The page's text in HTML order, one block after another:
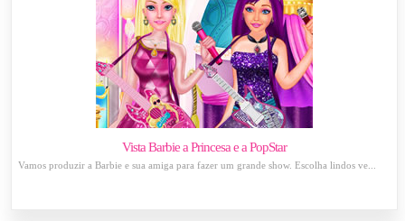
Vista Barbie a Princesa e a PopStar
Vamos produzir a Barbie e sua amiga para fazer um grande show. Escolha lindos ve...